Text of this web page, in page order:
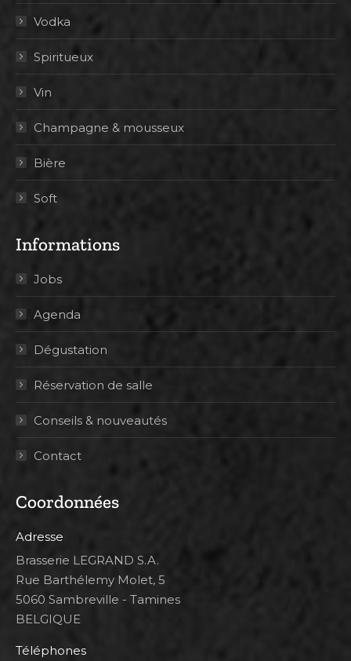
Vodka
Spiritueux
Vin
Champagne & mousseux
Bière
Soft
Informations
Jobs
Agenda
Dégustation
Réservation de salle
Conseils & nouveautés
Contact
Coordonnées
Adresse
Brasserie LEGRAND S.A.
Rue Barthélemy Molet, 5
5060 Sambreville - Tamines
BELGIQUE
Téléphones